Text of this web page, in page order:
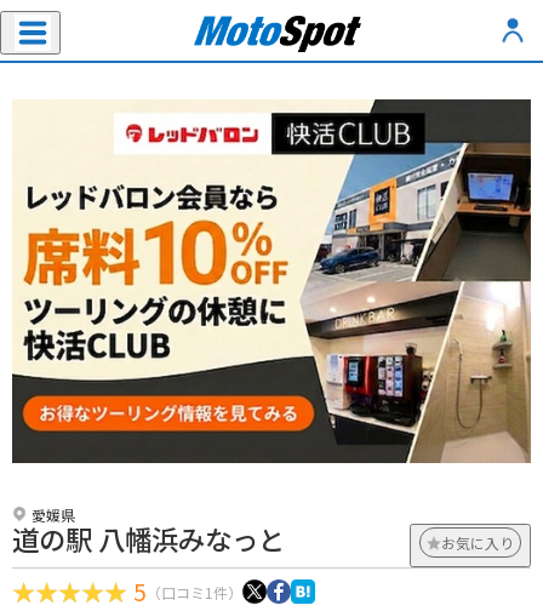
愛媛県
道の駅 八幡浜みなっと お気に入り
5 （口コミ1件）